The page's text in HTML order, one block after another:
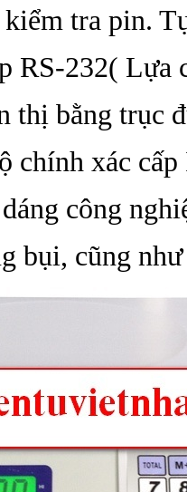
tra pin. Tự
232( Lựa
bằng trục
xác cấp
công
cũng như